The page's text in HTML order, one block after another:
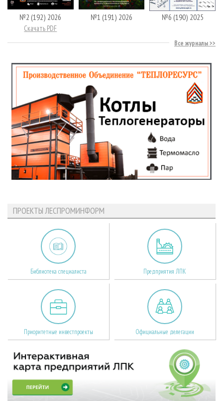
№2 (192) 2026
Скачать PDF
№1 (191) 2026 №6 (190) 2025
Все журналы
ПРОЕКТЫ ЛЕСПРОМИНФОРМ
Библиотека специалиста Предприятия ЛПК
Приоритетные инвестпроекты Официальные делегации